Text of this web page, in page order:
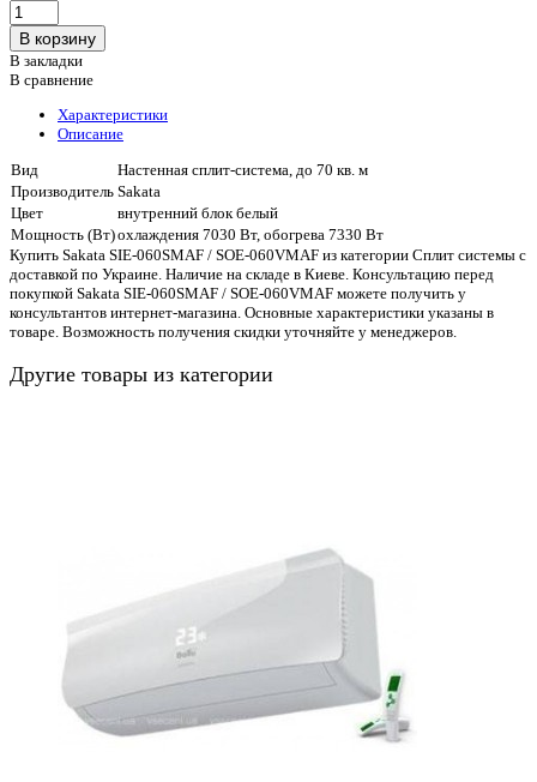
В закладки
В сравнение
Характеристики
Описание
Вид
Настенная сплит-система, до 70 кв. м
Производитель Sakata
Цвет
внутренний блок белый
Мощность (Вт)охлаждения 7030 Вт, обогрева 7330 Вт
Купить Sakata SIE-060SMAF / SOE-060VMAF из категории Сплит системы с
доставкой по Украине. Наличие на складе в Киеве. Консультацию перед
покупкой Sakata SIE-060SMAF / SOE-060VMAF можете получить у
консультантов интернет-магазина. Основные характеристики указаны в
товаре. Возможность получения скидки уточняйте у менеджеров.
Другие товары из категории